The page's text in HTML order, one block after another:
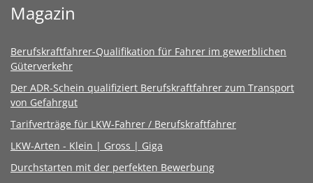
Magazin
Berufskraftfahrer-Qualifikation für Fahrer im gewerblichen
Güterverkehr
Der ADR-Schein qualifiziert Berufskraftfahrer zum Transport
von Gefahrgut
Tarifverträge für LKW-Fahrer / Berufskraftfahrer
LKW-Arten - Klein | Gross | Giga
Durchstarten mit der perfekten Bewerbung